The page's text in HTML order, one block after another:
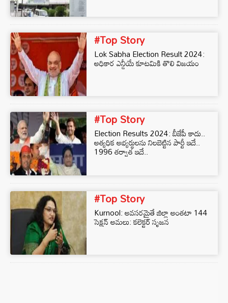
#Top Story
Lok Sabha Election Result 2024:
అధికార ఎన్డీయే కూటమికి తొలి విజయం
#Top Story
Election Results 2024: బీజేపీ కాదు..
అత్యధిక అభ్యర్థులను నిలబెట్టిన పార్టీ ఇదే..
1996 తర్వాత ఇదే..
#Top Story
Kurnool: అవసరమైతే జిల్లా అంతటా 144
సెక్షన్ అమలు: కలెక్టర్ సృజన